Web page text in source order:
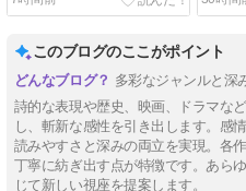
このブログのここがポイント
多彩なジャンルと深
詩的な表現や歴史、映画、ドラマな
し、斬新な感性を引き出します。感
読みやすさと深みの両立を実現。各
丁寧に紡ぎ出す点が特徴です。あら
じて新しい視座を提案します。